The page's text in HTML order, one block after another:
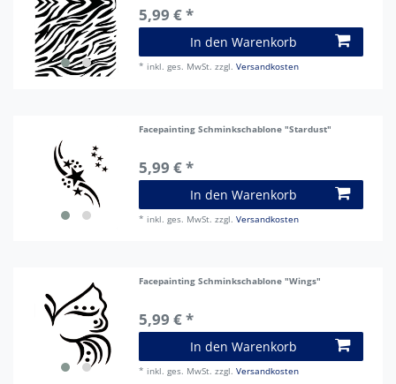
5,99 € *
In den Warenkorb
* inkl. ges. MwSt. zzgl.Versandkosten
Facepainting Schminkschablone "Stardust"
5,99 € *
In den Warenkorb
* inkl. ges. MwSt. zzgl.Versandkosten
Facepainting Schminkschablone "Wings"
5,99 € *
In den Warenkorb
* inkl. ges. MwSt. zzgl.Versandkosten